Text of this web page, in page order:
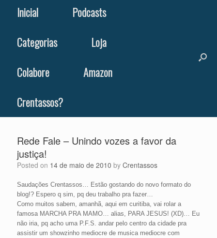
Inicial
Podcasts
Categorias
Loja
Colabore
Amazon
Crentassos?
Rede Fale – Unindo vozes a favor da
justiça!
Posted on 14 de maio de 2010 by Crentassos
Saudações Crentassos… Estão gostando do novo formato do
blog!? Espero q sim, pq deu trabalho pra fazer…
Como muitos sabem, amanhã, aqui em curitiba, vai rolar a
famosa MARCHA PRA MAMO… alias, PARA JESUS! (XD)… Eu
não iria, pq acho uma P.F.S. andar pelo centro da cidade pra
assistir um showzinho mediocre de musica mediocre com